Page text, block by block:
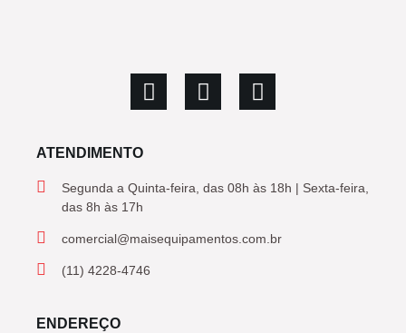
ATENDIMENTO
Segunda a Quinta-feira, das 08h às 18h | Sexta-feira,
das 8h às 17h
comercial@maisequipamentos.com.br
(11) 4228-4746
ENDEREÇO